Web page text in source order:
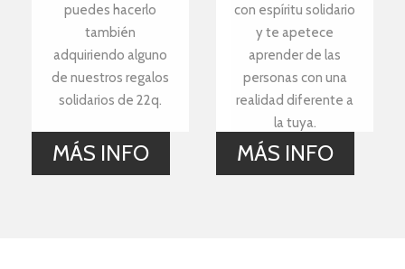
puedes hacerlo
también
adquiriendo alguno
de nuestros regalos
solidarios de 22q.
MÁS INFO
con espíritu solidario
y te apetece
aprender de las
personas con una
realidad diferente a
la tuya.
MÁS INFO